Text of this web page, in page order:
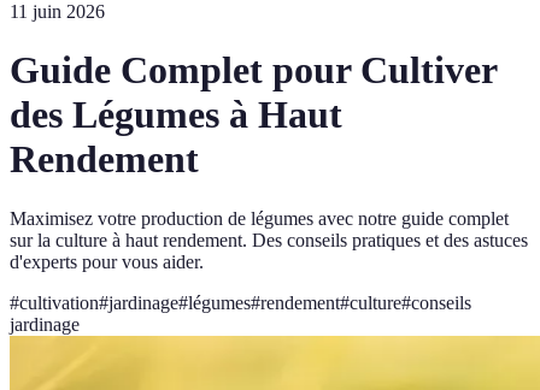
11 juin 2026
Guide Complet pour Cultiver
des Légumes à Haut
Rendement
Maximisez votre production de légumes avec notre guide complet
sur la culture à haut rendement. Des conseils pratiques et des astuces
d'experts pour vous aider.
#cultivation#jardinage#légumes#rendement#culture#conseils
jardinage